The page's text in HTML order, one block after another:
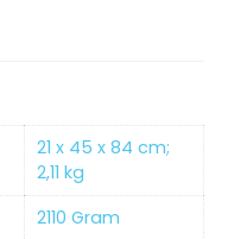
‎21 x 45 x 84 cm;
2,11 kg
‎2110 Gram